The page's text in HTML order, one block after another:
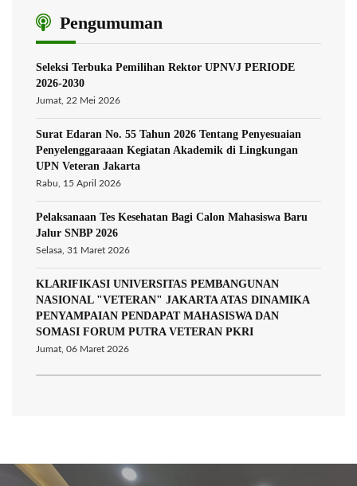
Pengumuman
Seleksi Terbuka Pemilihan Rektor UPNVJ PERIODE
2026-2030
Jumat, 22 Mei 2026
Surat Edaran No. 55 Tahun 2026 Tentang Penyesuaian
Penyelenggaraaan Kegiatan Akademik di Lingkungan
UPN Veteran Jakarta
Rabu, 15 April 2026
Pelaksanaan Tes Kesehatan Bagi Calon Mahasiswa Baru
Jalur SNBP 2026
Selasa, 31 Maret 2026
KLARIFIKASI UNIVERSITAS PEMBANGUNAN
NASIONAL "VETERAN" JAKARTA ATAS DINAMIKA
PENYAMPAIAN PENDAPAT MAHASISWA DAN
SOMASI FORUM PUTRA VETERAN PKRI
Jumat, 06 Maret 2026